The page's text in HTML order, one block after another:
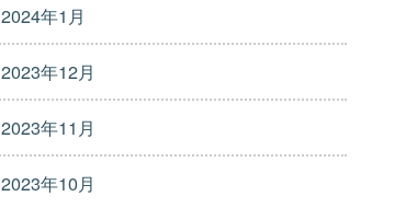
2024年1月
2023年12月
2023年11月
2023年10月